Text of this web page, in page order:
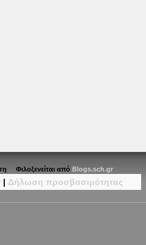
Φιλοξενείται από Blogs.sch.gr
| Δήλωση προσβασιμότητας